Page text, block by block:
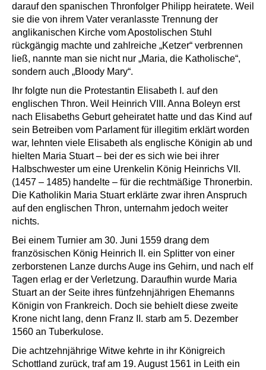
darauf den spanischen Thronfolger Philipp heiratete. Weil
sie die von ihrem Vater veranlasste Trennung der
anglikanischen Kirche vom Apostolischen Stuhl
rückgängig machte und zahlreiche „Ketzer“ verbrennen
ließ, nannte man sie nicht nur „Maria, die Katholische“,
sondern auch „Bloody Mary“.
Ihr folgte nun die Protestantin Elisabeth I. auf den
englischen Thron. Weil Heinrich VIII. Anna Boleyn erst
nach Elisabeths Geburt geheiratet hatte und das Kind auf
sein Betreiben vom Parlament für illegitim erklärt worden
war, lehnten viele Elisabeth als englische Königin ab und
hielten Maria Stuart – bei der es sich wie bei ihrer
Halbschwester um eine Urenkelin König Heinrichs VII.
(1457 – 1485) handelte – für die rechtmäßige Thronerbin.
Die Katholikin Maria Stuart erklärte zwar ihren Anspruch
auf den englischen Thron, unternahm jedoch weiter
nichts.
Bei einem Turnier am 30. Juni 1559 drang dem
französischen König Heinrich II. ein Splitter von einer
zerborstenen Lanze durchs Auge ins Gehirn, und nach elf
Tagen erlag er der Verletzung. Daraufhin wurde Maria
Stuart an der Seite ihres fünfzehnjährigen Ehemanns
Königin von Frankreich. Doch sie behielt diese zweite
Krone nicht lang, denn Franz II. starb am 5. Dezember
1560 an Tuberkulose.
Die achtzehnjährige Witwe kehrte in ihr Königreich
Schottland zurück, traf am 19. August 1561 in Leith ein